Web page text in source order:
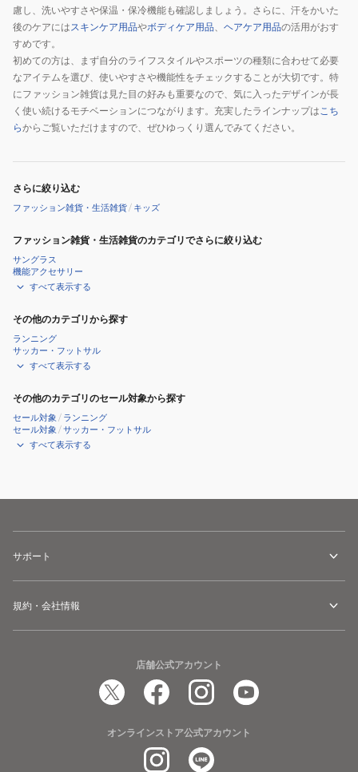
慮し、洗いやすさや保温・保冷機能も確認しましょう。さらに、汗をかいた
後のケアにはスキンケア用品やボディケア用品、 ヘアケア用品の活用がおす
すめです。
初めての方は、まず自分のライフスタイルやスポーツの種類に合わせて必要
なアイテムを選び、使いやすさや機能性をチェックすることが大切です。特
にファッション雑貨は見た目の好みも重要なので、気に入ったデザインが長
く使い続けるモチベーションにつながります。充実したラインナップはこち
らからご覧いただけますので、ぜひゆっくり選んでみてください。
さらに絞り込む
ファッション雑貨・生活雑貨/ キッズ
ファッション雑貨・生活雑貨のカテゴリでさらに絞り込む
サングラス
機能アクセサリー
すべて表示する
その他のカテゴリから探す
ランニング
サッカー・フットサル
すべて表示する
その他のカテゴリのセール対象から探す
セール対象 / ランニング
セール対象 /サッカー・フットサル
すべて表示する
サポート
規約・会社情報
店舗公式アカウント
オンラインストア公式アカウント